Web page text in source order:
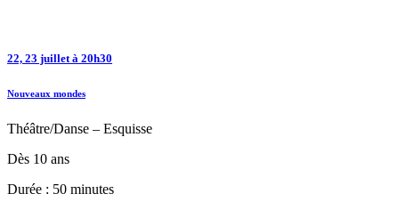
22, 23 juillet à 20h30
Nouveaux mondes
Théâtre/Danse – Esquisse
Dès 10 ans
Durée : 50 minutes